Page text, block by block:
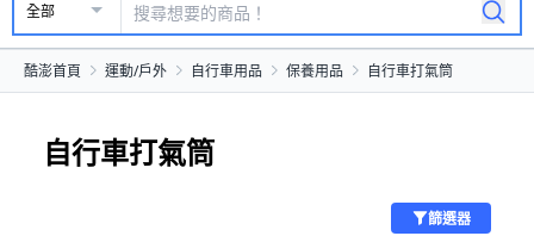
全部
酷澎首頁 運動/戶外 自行車用品 保養用品 自行車打氣筒
自行車打氣筒
篩選器